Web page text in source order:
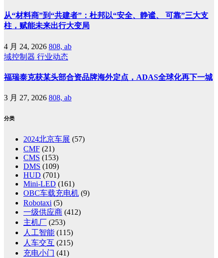
从“材料商”到“共建者”：杜邦以“安全、静谧、 可靠”三大支
柱，赋能未来出行大变局
4 月 24, 2026 808, ab
域控制器 行业动态
福瑞泰克获某头部合资品牌海外定点，ADAS全球化再下一城
3 月 27, 2026 808, ab
分类
2024北京车展 (57)
CMF (21)
CMS (153)
DMS (109)
HUD (701)
Mini-LED (161)
OBC车载充电机 (9)
Robotaxi (5)
一级供应商 (412)
主机厂 (253)
人工智能 (115)
人车交互 (215)
充电小门 (41)